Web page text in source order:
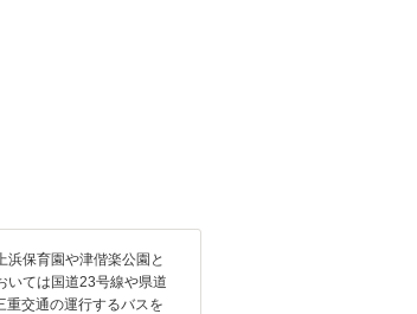
保育園や津偕楽公園と
いては国道23号線や県道
交通の運行するバスを